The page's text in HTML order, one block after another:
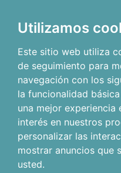
Utilizamos
Este sitio web utiliza
de seguimiento para
navegación con los
la funcionalidad
una mejor experiencia
interés en nuestros
personalizar las
mostrar anuncios que
usted.